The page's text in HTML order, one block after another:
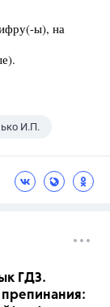
ы), на
И.П.
ГДЗ.
препинания: